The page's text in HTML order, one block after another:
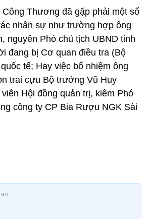
Thương đã gặp phải một số
nhân sự như trường hợp ông
nguyên Phó chủ tịch UBND tỉnh
đang bị Cơ quan điều tra (Bộ
tế; Hay việc bổ nhiệm ông
trai cựu Bộ trưởng Vũ Huy
Hội đồng quản trị, kiêm Phó
công ty CP Bia Rượu NGK Sài